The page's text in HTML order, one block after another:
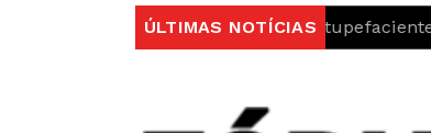
ÚLTIMAS NOTÍCIAS
por Tráfico de Estupefacientes em Castelo